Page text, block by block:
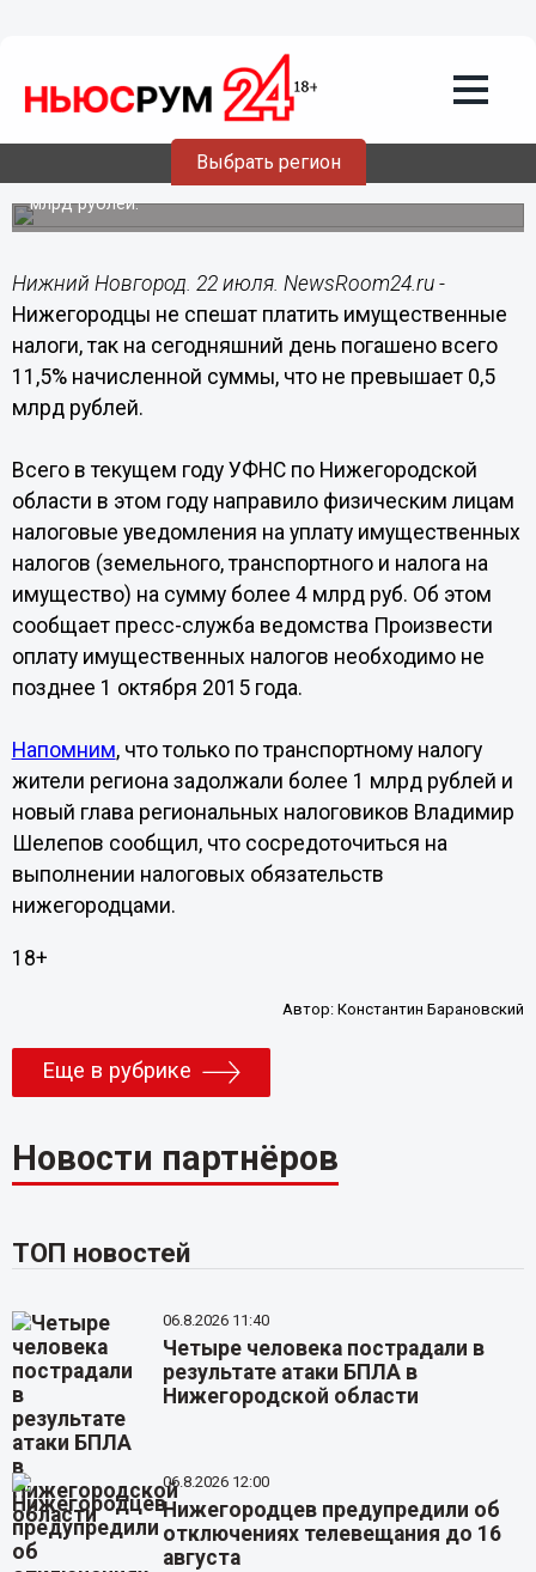
Выбрать регион
22.07.201508:25
Нижегородцы перечислили 0,5 млрд
имущественных налогов в казну
Всего было выставлено уведомлений на более, чем 4
млрд рублей.
Нижний Новгород. 22 июля. NewsRoom24.ru -
Нижегородцы не спешат платить имущественные
налоги, так на сегодняшний день погашено всего
11,5% начисленной суммы, что не превышает 0,5
млрд рублей.
Всего в текущем году УФНС по Нижегородской
области в этом году направило физическим лицам
налоговые уведомления на уплату имущественных
налогов (земельного, транспортного и налога на
имущество) на сумму более 4 млрд руб. Об этом
сообщает пресс-служба ведомства Произвести
оплату имущественных налогов необходимо не
позднее 1 октября 2015 года.
Напомним, что только по транспортному налогу
жители региона задолжали более 1 млрд рублей и
новый глава региональных налоговиков Владимир
Шелепов сообщил, что сосредоточиться на
выполнении налоговых обязательств
нижегородцами.
18+
Автор:Константин Барановский
Еще в рубрике
Новости партнёров
ТОП новостей
06.8.2026 11:40
Четыре человека пострадали в
результате атаки БПЛА в
Нижегородской области
06.8.2026 12:00
Нижегородцев предупредили об
отключениях телевещания до 16
августа